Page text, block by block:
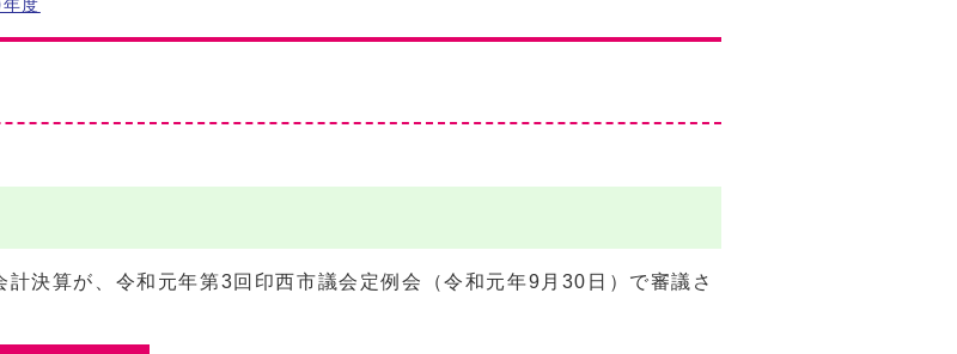
度
決算が、令和元年第3回印西市議会定例会（令和元年9月30日）で審議さ